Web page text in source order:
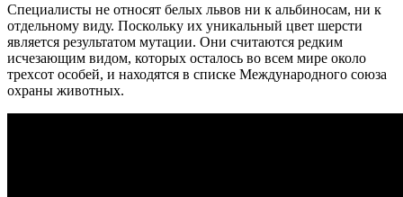
Специалисты не относят белых львов ни к альбиносам, ни к
отдельному виду. Поскольку их уникальный цвет шерсти
является результатом мутации. Они считаются редким
исчезающим видом, которых осталось во всем мире около
трехсот особей, и находятся в списке Международного союза
охраны животных.